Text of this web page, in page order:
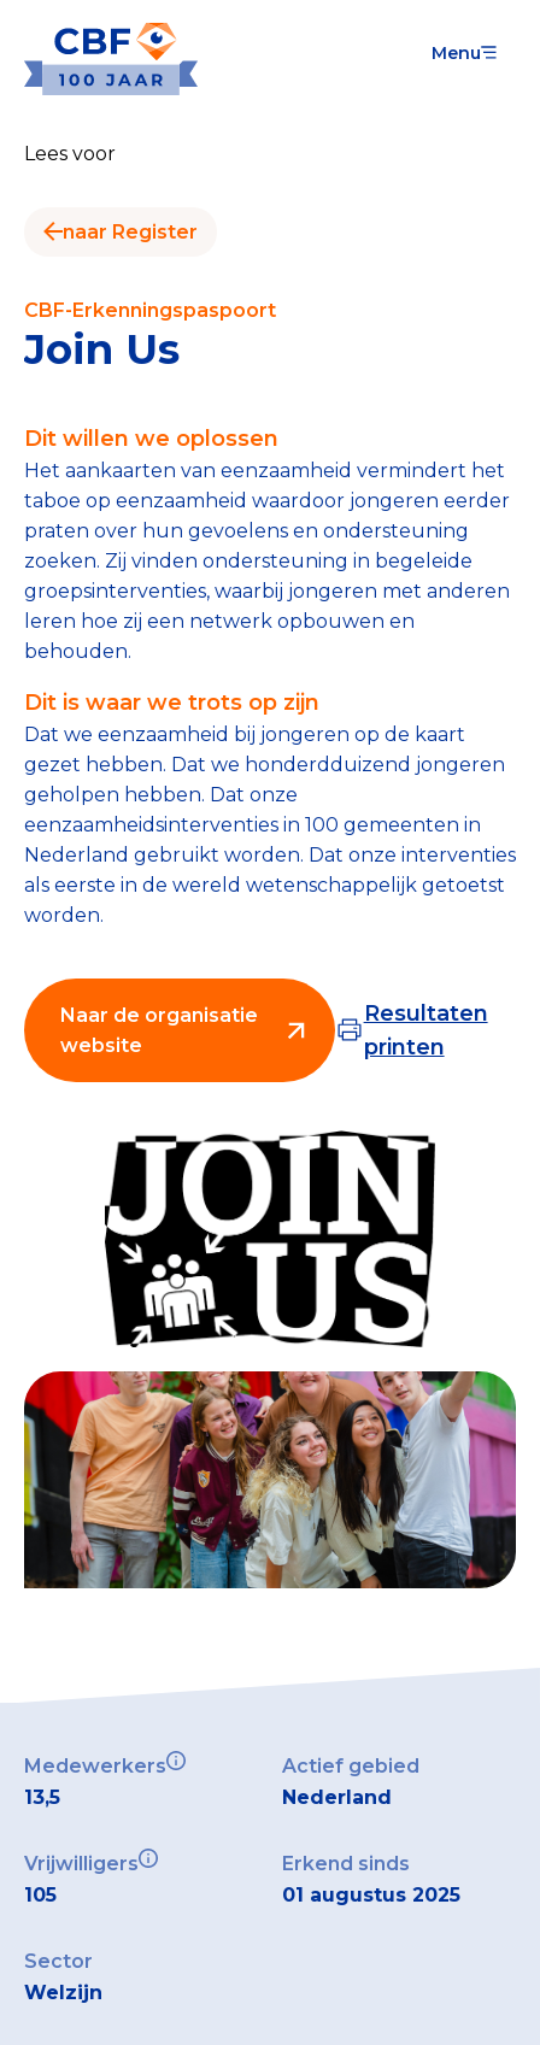
Menu
Goede Doelen
CBF-Erkenning aanvragen
Publiek
Check het CBF-keurmerk van een goed doel
Download de Geef Gerust Checklist
Tips bij doneren: zo geef je veilig
Data & Onderzoek
CBF-publicaties
State of the Sector
Het Nederlandse Donateurspanel
Contact & Signalen
Check keurmerk goede doelen
Nieuws
Over het CBF
Veelgestelde vragen
Register Erkende Donatieplatformen
Lees voor
naar Register
CBF-Erkenningspaspoort
Join Us
Dit willen we oplossen
Het aankaarten van eenzaamheid vermindert het
taboe op eenzaamheid waardoor jongeren eerder
praten over hun gevoelens en ondersteuning
zoeken. Zij vinden ondersteuning in begeleide
groepsinterventies, waarbij jongeren met anderen
leren hoe zij een netwerk opbouwen en
behouden.
Dit is waar we trots op zijn
Dat we eenzaamheid bij jongeren op de kaart
gezet hebben. Dat we honderdduizend jongeren
geholpen hebben. Dat onze
eenzaamheidsinterventies in 100 gemeenten in
Nederland gebruikt worden. Dat onze interventies
als eerste in de wereld wetenschappelijk getoetst
worden.
Naar de organisatie
website
Resultaten
printen
Medewerkers
13,5
Actief gebied
Nederland
Vrijwilligers
105
Erkend sinds
01 augustus 2025
Sector
Welzijn